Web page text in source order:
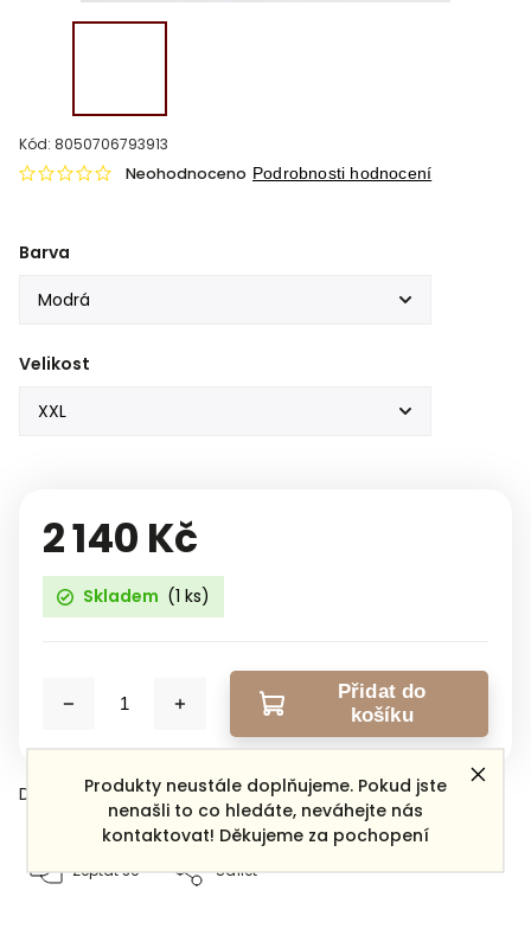
Produkty neustále doplňujeme. Pokud jste
nenašli to co hledáte, neváhejte nás
kontaktovat! Děkujeme za pochopení
Kód: 8050706793913
Neohodnoceno Podrobnosti hodnocení
Barva
Velikost
2 140 Kč
Skladem (1 ks)
Přidat do
košíku
Detailní informace
Zeptat se Sdílet